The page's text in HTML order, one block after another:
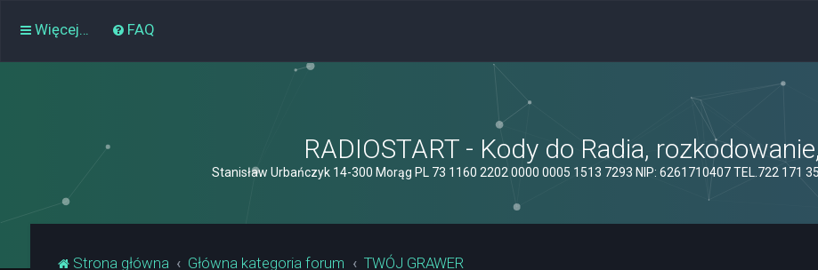
Więcej… FAQ
RADIOSTART - Kody do Radia,
Stanisław Urbańczyk 14-300 Morąg PL 73 1160 2202 0000 0005 1513 7293 NIP: 6261710407 TEL.722 171
Strona główna Główna kategoria forum TWÓJ GRAWER